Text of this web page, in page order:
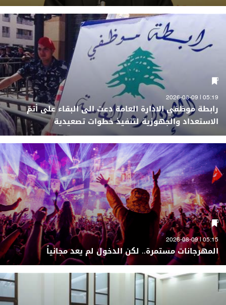
05:19 | 2026-08-09
رابطة موظفي الادارة العامة دعت الى البقاء على أتمّ
الاستعداد والجهوزية لتنفيذ خطوات تصعيدية
05:15 | 2026-08-09
المهرجانات مستمرة.. لكن الدخول لم يعد مجانياً